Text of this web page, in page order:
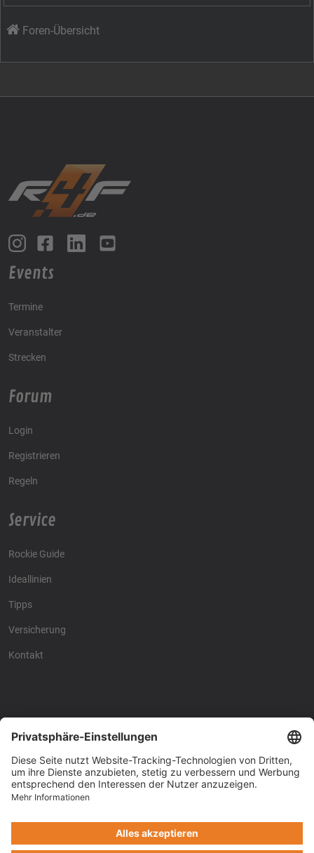
Foren-Übersicht
Events
Termine
Veranstalter
Strecken
Forum
Login
Registrieren
Regeln
Service
Rockie Guide
Ideallinien
Tipps
Versicherung
Kontakt
Racing4fun - Alles über
Racing4fun - Alles über
Copyright © Racing4Fun 2024 Impressum
Cookie-Einstellungen